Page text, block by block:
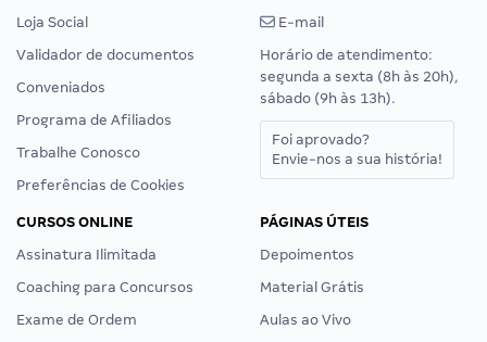
Loja Social
Validador de documentos
Conveniados
Programa de Afiliados
Trabalhe Conosco
Preferências de Cookies
E-mail
Horário de atendimento:
segunda a sexta (8h às 20h),
sábado (9h às 13h).
Foi aprovado?
Envie-nos a sua história!
CURSOS ONLINE
Assinatura Ilimitada
Coaching para Concursos
Exame de Ordem
PÁGINAS ÚTEIS
Depoimentos
Material Grátis
Aulas ao Vivo